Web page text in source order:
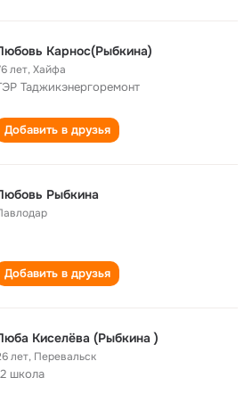
Карнос(Рыбкина)
лет,Хайфа
Таджикэнергоремонт
Добавить в друзья
Рыбкина
Добавить в друзья
Киселёва (Рыбкина )
лет, Перевальск
школа